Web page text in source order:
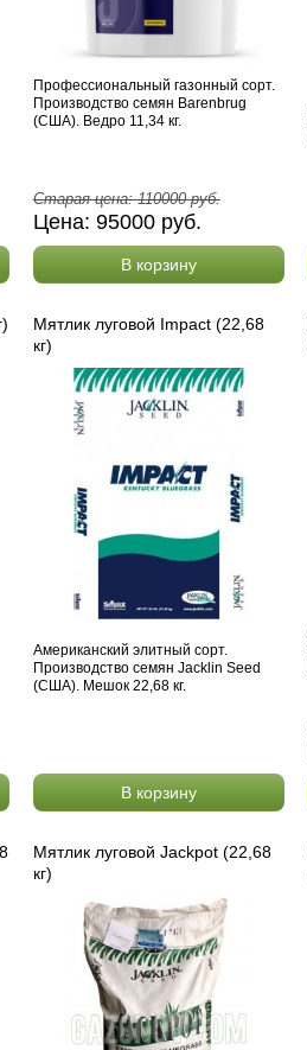
Профессиональный газонный сорт.
Производство семян Barenbrug
(США). Ведро 11,34 кг.
Старая цена:110000руб.
Цена: 95000руб.
В корзину
Мятлик луговой Impact (22,68
кг)
Американский элитный сорт.
Производство семян Jacklin Seed
(США). Мешок 22,68 кг.
В корзину
Мятлик луговой Jackpot (22,68
кг)